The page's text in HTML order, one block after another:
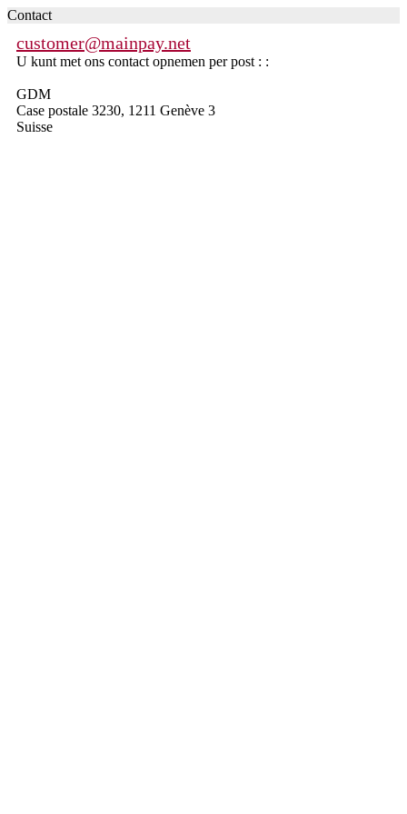
Contact
customer@mainpay.net
U kunt met ons contact opnemen per post : :
GDM
Case postale 3230, 1211 Genève 3
Suisse